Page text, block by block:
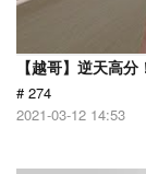
【越哥】逆天高
# 274
2021-03-12 14:53